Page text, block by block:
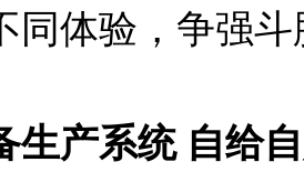
同体验，争强
生产系统 自给